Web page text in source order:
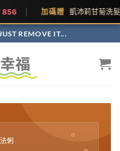
加碼贈 凱沛莉甘菊洗
REMOVE IT...